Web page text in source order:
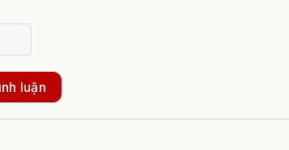
luận